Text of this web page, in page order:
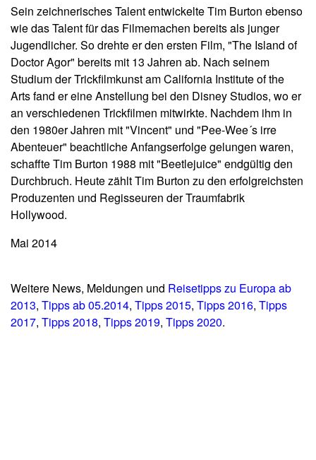
Sein zeichnerisches Talent entwickelte Tim Burton ebenso
wie das Talent für das Filmemachen bereits als junger
Jugendlicher. So drehte er den ersten Film, "The Island of
Doctor Agor" bereits mit 13 Jahren ab. Nach seinem
Studium der Trickfilmkunst am California Institute of the
Arts fand er eine Anstellung bei den Disney Studios, wo er
an verschiedenen Trickfilmen mitwirkte. Nachdem ihm in
den 1980er Jahren mit "Vincent" und "Pee-Wee´s irre
Abenteuer" beachtliche Anfangserfolge gelungen waren,
schaffte Tim Burton 1988 mit "Beetlejuice" endgültig den
Durchbruch. Heute zählt Tim Burton zu den erfolgreichsten
Produzenten und Regisseuren der Traumfabrik
Hollywood.
Mai 2014
Weitere News, Meldungen und Reisetipps zu Europa ab
2013, Tipps ab 05.2014, Tipps 2015, Tipps 2016, Tipps
2017, Tipps 2018, Tipps 2019, Tipps 2020.